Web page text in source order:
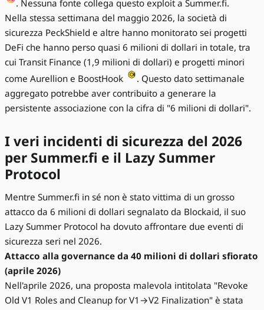
. Nessuna fonte collega questo exploit a Summer.fi.
Nella stessa settimana del maggio 2026, la società di
sicurezza PeckShield e altre hanno monitorato sei progetti
DeFi che hanno perso quasi 6 milioni di dollari in totale, tra
cui Transit Finance (1,9 milioni di dollari) e progetti minori
come Aurellion e BoostHook
. Questo dato settimanale
aggregato potrebbe aver contribuito a generare la
persistente associazione con la cifra di "6 milioni di dollari".
I veri incidenti di sicurezza del 2026
per Summer.fi e il Lazy Summer
Protocol
Mentre Summer.fi in sé non è stato vittima di un grosso
attacco da 6 milioni di dollari segnalato da Blockaid, il suo
Lazy Summer Protocol ha dovuto affrontare due eventi di
sicurezza seri nel 2026.
Attacco alla governance da 40 milioni di dollari sfiorato
(aprile 2026)
Nell'aprile 2026, una proposta malevola intitolata "Revoke
Old V1 Roles and Cleanup for V1→V2 Finalization" è stata